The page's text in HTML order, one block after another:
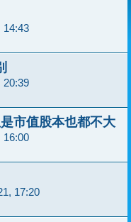
14:43
20:39
市值股本也都不大
16:00
17:20